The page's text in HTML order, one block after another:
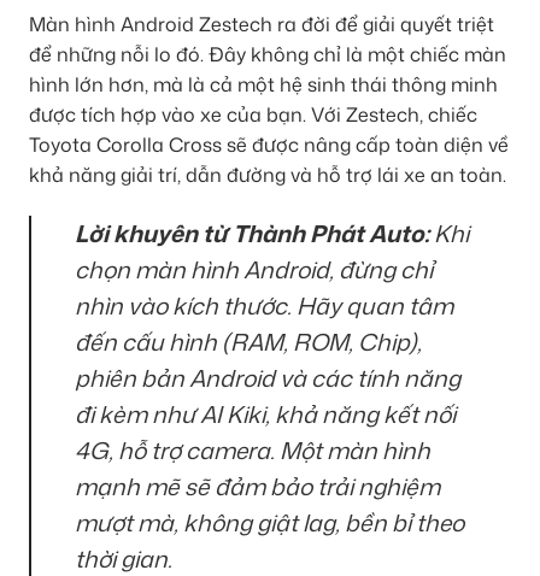
Màn hình Android Zestech ra đời để giải quyết triệt
để những nỗi lo đó. Đây không chỉ là một chiếc màn
hình lớn hơn, mà là cả một hệ sinh thái thông minh
được tích hợp vào xe của bạn. Với Zestech, chiếc
Toyota Corolla Cross sẽ được nâng cấp toàn diện về
khả năng giải trí, dẫn đường và hỗ trợ lái xe an toàn.
Lời khuyên từ Thành Phát Auto:Khi
chọn màn hình Android, đừng chỉ
nhìn vào kích thước. Hãy quan tâm
đến cấu hình (RAM, ROM, Chip),
phiên bản Android và các tính năng
đi kèm như AI Kiki, khả năng kết nối
4G, hỗ trợ camera. Một màn hình
mạnh mẽ sẽ đảm bảo trải nghiệm
mượt mà, không giật lag, bền bỉ theo
thời gian.